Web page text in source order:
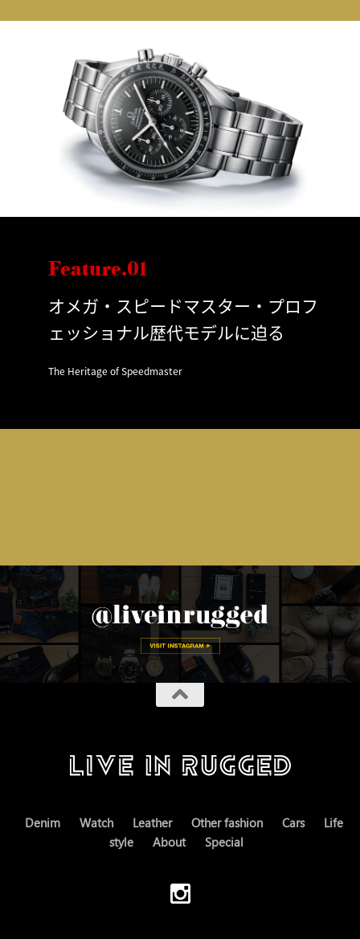
Feature.01
オメガ・スピードマスター・プロフ
ェッショナル歴代モデルに迫る
The Heritage of Speedmaster
Denim Watch Leather Other fashion Cars
Life
style
About Special